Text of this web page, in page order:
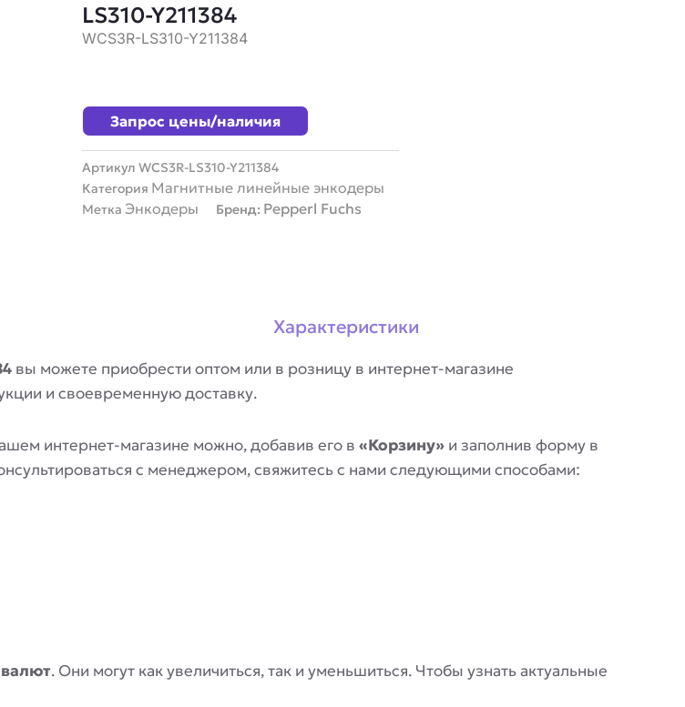
LS310-Y211384
WCS3R-LS310-Y211384
Запрос цены/наличия
Артикул WCS3R-LS310-Y211384
Категория Магнитные линейные энкодеры
Метка Энкодеры Бренд: Pepperl Fuchs
Характеристики
вы можете приобрести оптом или в розницу в интернет-магазине
и своевременную доставку.
интернет-магазине можно, добавив его в «Корзину» и заполнив форму в
с менеджером, свяжитесь с нами следующими способами:
. Они могут как увеличиться, так и уменьшиться. Чтобы узнать актуальные